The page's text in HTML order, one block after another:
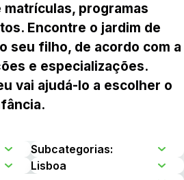
programas
Encontre o jardim de
seu filho, de acordo com a
e especializações.
vai ajudá-lo a escolher o